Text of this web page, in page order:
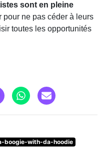
sont en pleine
pour ne pas céder à leurs
toutes les opportunités
boogie-with-da-hoodie